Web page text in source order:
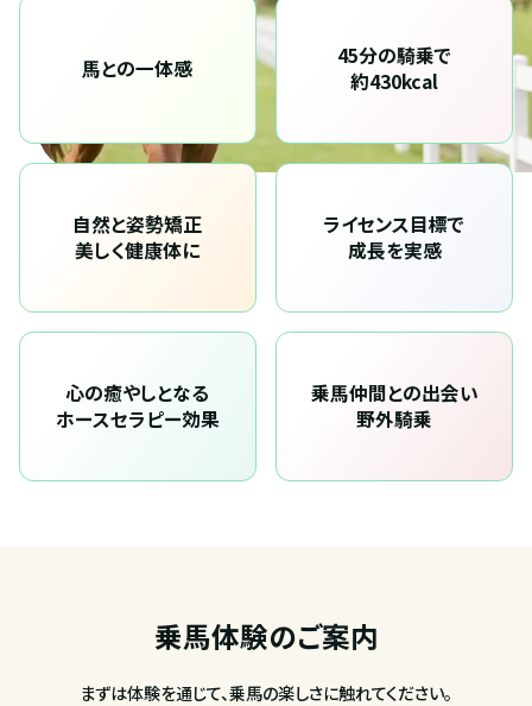
馬との一体感
45分の騎乗で
約430kcal
自然と姿勢矯正
美しく健康体に
ライセンス目標で
成長を実感
心の癒やしとなる
ホースセラピー効果
乗馬仲間との出会い
野外騎乗
乗馬体験のご案内
まずは体験を通じて、乗馬の楽しさに触れてください。